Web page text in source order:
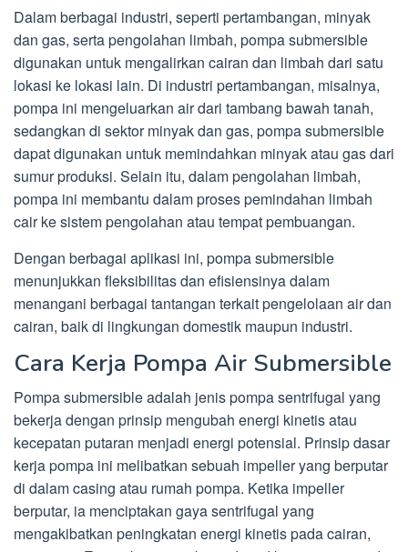
Dalam berbagai industri, seperti pertambangan, minyak
dan gas, serta pengolahan limbah, pompa submersible
digunakan untuk mengalirkan cairan dan limbah dari satu
lokasi ke lokasi lain. Di industri pertambangan, misalnya,
pompa ini mengeluarkan air dari tambang bawah tanah,
sedangkan di sektor minyak dan gas, pompa submersible
dapat digunakan untuk memindahkan minyak atau gas dari
sumur produksi. Selain itu, dalam pengolahan limbah,
pompa ini membantu dalam proses pemindahan limbah
cair ke sistem pengolahan atau tempat pembuangan.
Dengan berbagai aplikasi ini, pompa submersible
menunjukkan fleksibilitas dan efisiensinya dalam
menangani berbagai tantangan terkait pengelolaan air dan
cairan, baik di lingkungan domestik maupun industri.
Cara Kerja Pompa Air Submersible
Pompa submersible adalah jenis pompa sentrifugal yang
bekerja dengan prinsip mengubah energi kinetis atau
kecepatan putaran menjadi energi potensial. Prinsip dasar
kerja pompa ini melibatkan sebuah impeller yang berputar
di dalam casing atau rumah pompa. Ketika impeller
berputar, ia menciptakan gaya sentrifugal yang
mengakibatkan peningkatan energi kinetis pada cairan,